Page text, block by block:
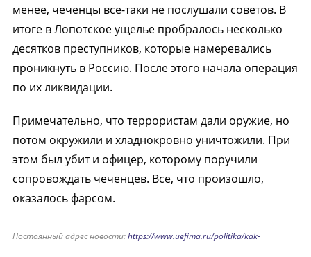
менее, чеченцы все-таки не послушали советов. В
итоге в Лопотское ущелье пробралось несколько
десятков преступников, которые намеревались
проникнуть в Россию. После этого начала операция
по их ликвидации.
Примечательно, что террористам дали оружие, но
потом окружили и хладнокровно уничтожили. При
этом был убит и офицер, которому поручили
сопровождать чеченцев. Все, что произошло,
оказалось фарсом.
Постоянный адрес новости:https://www.uefima.ru/politika/kak-